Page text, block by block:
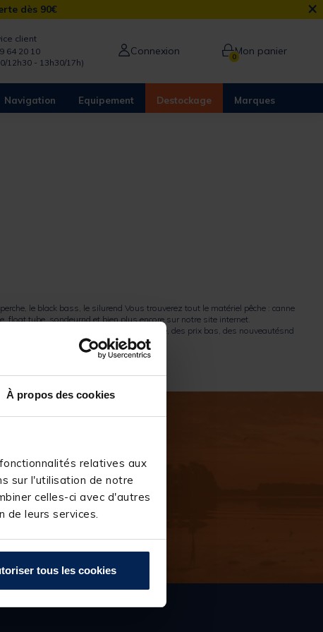
À propos des cookies
relatives aux
sur l'utilisation de notre
celles-ci avec d'autres
de leurs services.
tous les cookies
dès 90€ ×
client
64 20 10
12h30 - 13h30/17h)
Connexion 0Mon panier
Navigation Equipement Destockage Marques
perche , le black bass , le silurend Vous trouverez tout le matériel pêche : canne
float tube, sondeurnd et bien plus encore sur notre site internet.
? Un large choix de produits de marque, des prix bas, des nouveautésnd
S''INSCRIRE